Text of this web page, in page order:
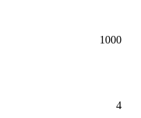
1000
4